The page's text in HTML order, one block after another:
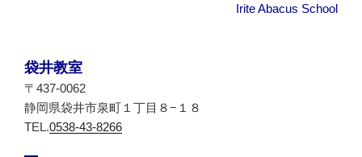
Irite Abacus School
袋井教室
〒437-0062
静岡県袋井市泉町１丁目８−１８
TEL.0538-43-8266